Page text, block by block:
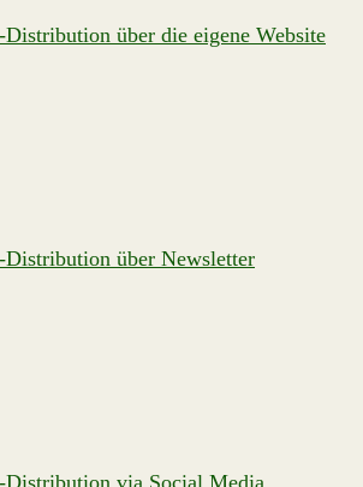
Distribution über die eigene Website
Distribution über Newsletter
Distribution via Social Media